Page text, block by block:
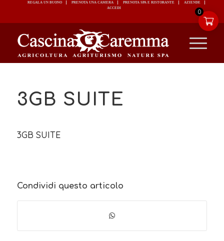
0
REGALA UN BUONO PRENOTA UNA CAMERA PRENOTA SPA E RISTORANTE
3GB SUITE
3GB SUITE
Condividi questo articolo